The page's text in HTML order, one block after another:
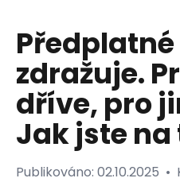
zdražuje.
dříve, pro
Jak jste na
Publikováno: 02.10.2025 •